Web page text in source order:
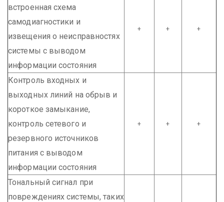
встроенная схема
самодиагностики и
извещения о неисправностях
системы с выводом
информации состояния
+ + +
Контроль входных и
выходных линий на обрыв и
короткое замыкание,
контроль сетевого и
резервного источников
питания с выводом
информации состояния
+ + +
Тональный сигнал при
повреждениях системы, таких